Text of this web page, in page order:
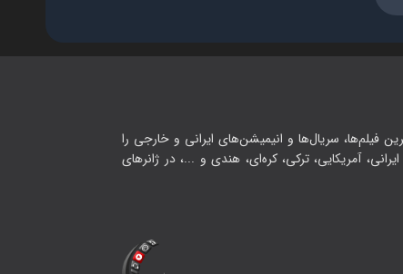
۱۷:۰۰
فیلم‌ها، سریال‌ها و انیمیشن‌های ایرانی و خارجی را
آمریکایی، ترکی، کره‌ای، هندی و ...، در ژانرهای